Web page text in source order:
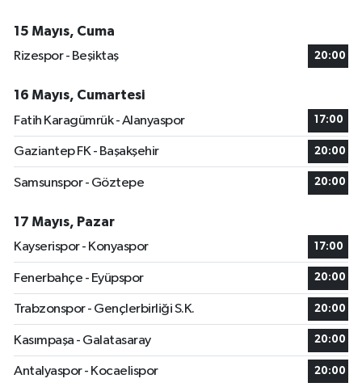
15 Mayıs, Cuma
Rizespor - Beşiktaş
20:00
16 Mayıs, Cumartesi
Fatih Karagümrük - Alanyaspor
17:00
Gaziantep FK - Başakşehir 20:00
Samsunspor - Göztepe 20:00
17 Mayıs, Pazar
Kayserispor - Konyaspor
17:00
Fenerbahçe - Eyüpspor 20:00
Trabzonspor - Gençlerbirliği S.K. 20:00
Kasımpaşa - Galatasaray 20:00
Antalyaspor - Kocaelispor 20:00